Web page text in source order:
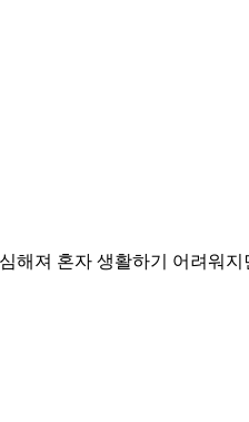
해져 혼자 생활하기 어려워지